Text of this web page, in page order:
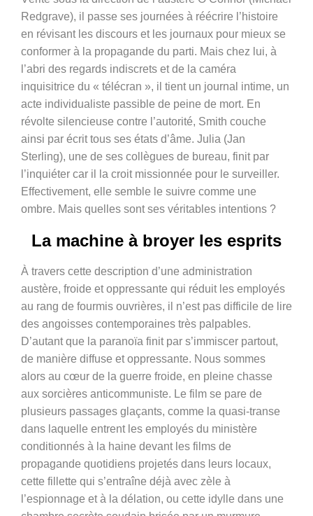
Redgrave), il passe ses journées à réécrire l’histoire
en révisant les discours et les journaux pour mieux se
conformer à la propagande du parti. Mais chez lui, à
l’abri des regards indiscrets et de la caméra
inquisitrice du « télécran », il tient un journal intime, un
acte individualiste passible de peine de mort. En
révolte silencieuse contre l’autorité, Smith couche
ainsi par écrit tous ses états d’âme. Julia (Jan
Sterling), une de ses collègues de bureau, finit par
l’inquiéter car il la croit missionnée pour le surveiller.
Effectivement, elle semble le suivre comme une
ombre. Mais quelles sont ses véritables intentions ?
La machine à broyer les esprits
À travers cette description d’une administration
austère, froide et oppressante qui réduit les employés
au rang de fourmis ouvrières, il n’est pas difficile de lire
des angoisses contemporaines très palpables.
D’autant que la paranoïa finit par s’immiscer partout,
de manière diffuse et oppressante. Nous sommes
alors au cœur de la guerre froide, en pleine chasse
aux sorcières anticommuniste. Le film se pare de
plusieurs passages glaçants, comme la quasi-transe
dans laquelle entrent les employés du ministère
conditionnés à la haine devant les films de
propagande quotidiens projetés dans leurs locaux,
cette fillette qui s’entraîne déjà avec zèle à
l’espionnage et à la délation, ou cette idylle dans une